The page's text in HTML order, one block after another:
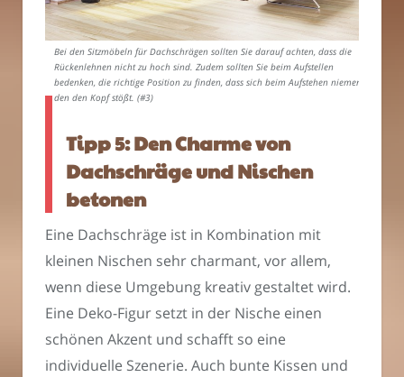
Bei den Sitzmöbeln für Dachschrägen sollten Sie darauf achten, dass die
Rückenlehnen nicht zu hoch sind. Zudem sollten Sie beim Aufstellen
bedenken, die richtige Position zu finden, dass sich beim Aufstehen niemend
den den Kopf stößt. (#3)
Tipp 5: Den Charme von
Dachschräge und Nischen
betonen
Eine Dachschräge ist in Kombination mit
kleinen Nischen sehr charmant, vor allem,
wenn diese Umgebung kreativ gestaltet wird.
Eine Deko-Figur setzt in der Nische einen
schönen Akzent und schafft so eine
individuelle Szenerie. Auch bunte Kissen und